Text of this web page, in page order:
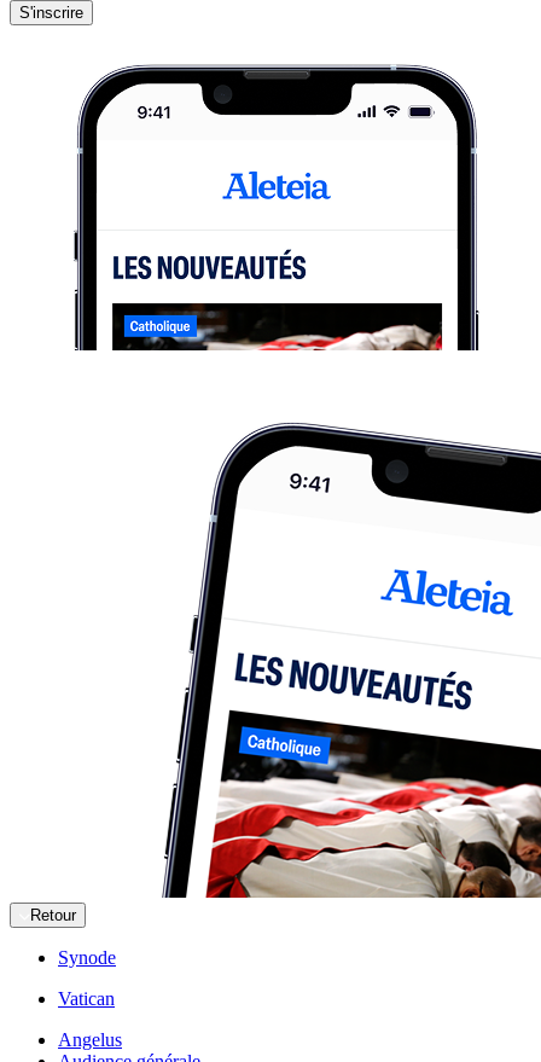
S'inscrire
Retour
Synode
Vatican
Angelus